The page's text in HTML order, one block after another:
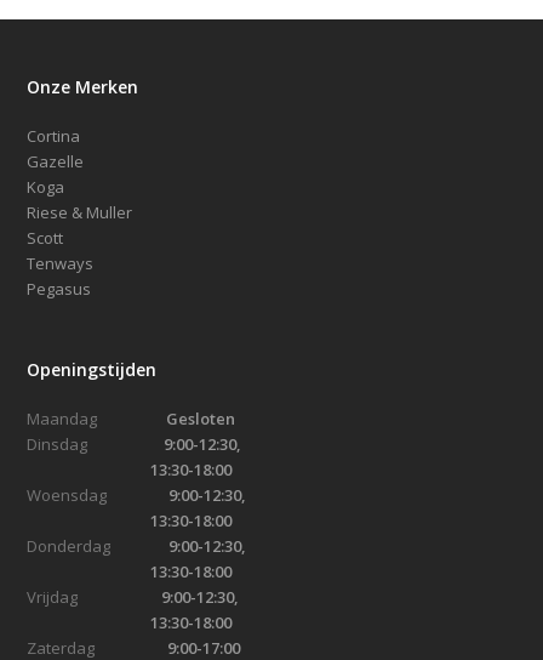
Onze Merken
Cortina
Gazelle
Koga
Riese & Muller
Scott
Tenways
Pegasus
Openingstijden
Maandag Gesloten
Dinsdag 9:00-12:30,
13:30-18:00
Woensdag
9:00-12:30,
13:30-18:00
Donderdag 9:00-12:30,
13:30-18:00
Vrijdag 9:00-12:30,
13:30-18:00
Zaterdag 9:00-17:00